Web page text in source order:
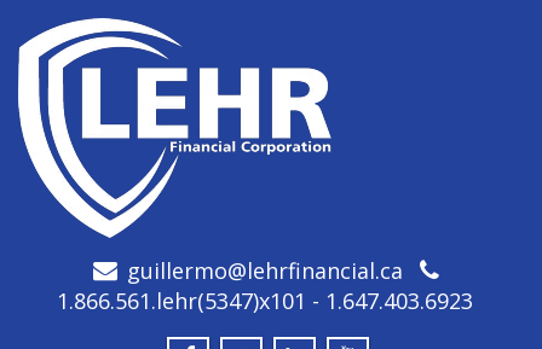
guillermo@lehrfinancial.ca
1.866.561.lehr(5347)x101 - 1.647.403.6923